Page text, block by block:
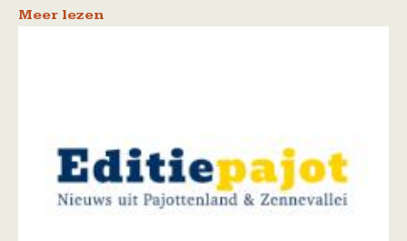
Meer lezen